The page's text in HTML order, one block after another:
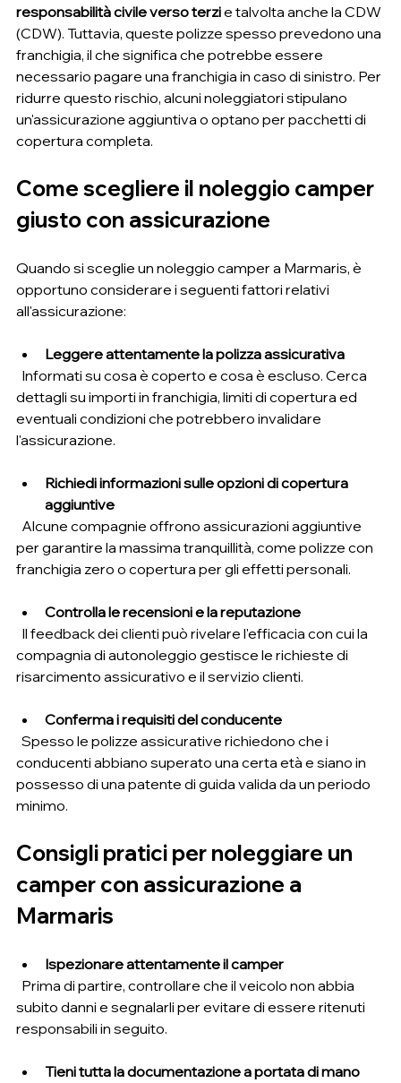
responsabilità civile verso terzi e talvolta anche la CDW
(CDW). Tuttavia, queste polizze spesso prevedono una
franchigia, il che significa che potrebbe essere
necessario pagare una franchigia in caso di sinistro. Per
ridurre questo rischio, alcuni noleggiatori stipulano
un'assicurazione aggiuntiva o optano per pacchetti di
copertura completa.
Come scegliere il noleggio camper
giusto con assicurazione
Quando si sceglie un noleggio camper a Marmaris, è
opportuno considerare i seguenti fattori relativi
all'assicurazione:
Leggere attentamente la polizza assicurativa
Informati su cosa è coperto e cosa è escluso. Cerca
dettagli su importi in franchigia, limiti di copertura ed
eventuali condizioni che potrebbero invalidare
l'assicurazione.
Richiedi informazioni sulle opzioni di copertura
aggiuntive
Alcune compagnie offrono assicurazioni aggiuntive
per garantire la massima tranquillità, come polizze con
franchigia zero o copertura per gli effetti personali.
Controlla le recensioni e la reputazione
Il feedback dei clienti può rivelare l'efficacia con cui la
compagnia di autonoleggio gestisce le richieste di
risarcimento assicurativo e il servizio clienti.
Conferma i requisiti del conducente
Spesso le polizze assicurative richiedono che i
conducenti abbiano superato una certa età e siano in
possesso di una patente di guida valida da un periodo
minimo.
Consigli pratici per noleggiare un
camper con assicurazione a
Marmaris
Ispezionare attentamente il camper
Prima di partire, controllare che il veicolo non abbia
subito danni e segnalarli per evitare di essere ritenuti
responsabili in seguito.
Tieni tutta la documentazione a portata di mano